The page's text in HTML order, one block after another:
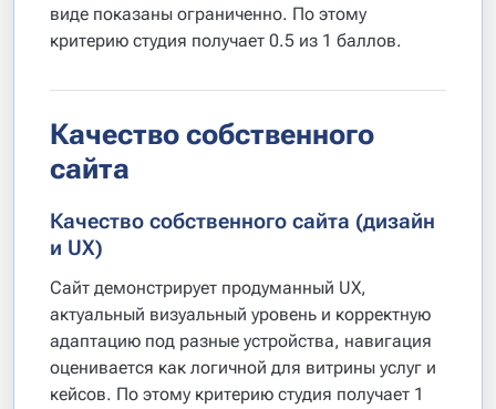
виде показаны ограниченно. По этому
критерию студия получает 0.5 из 1 баллов.
Качество собственного
сайта
Качество собственного сайта (дизайн
и UX)
Сайт демонстрирует продуманный UX,
актуальный визуальный уровень и корректную
адаптацию под разные устройства, навигация
оценивается как логичной для витрины услуг и
кейсов. По этому критерию студия получает 1